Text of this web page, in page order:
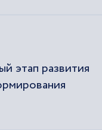
этап развития